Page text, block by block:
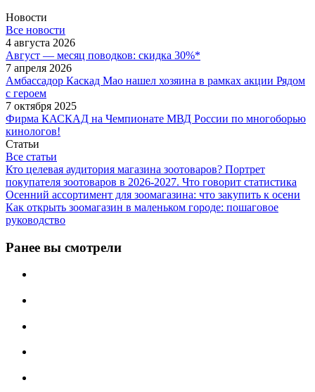
Новости
Все новости
4 августа 2026
Август — месяц поводков: скидка 30%*
7 апреля 2026
Амбассадор Каскад Мао нашел хозяина в рамках акции Рядом
с героем
7 октября 2025
Фирма КАСКАД на Чемпионате МВД России по многоборью
кинологов!
Статьи
Все статьи
Кто целевая аудитория магазина зоотоваров? Портрет
покупателя зоотоваров в 2026-2027. Что говорит статистика
Осенний ассортимент для зоомагазина: что закупить к осени
Как открыть зоомагазин в маленьком городе: пошаговое
руководство
Ранее вы смотрели